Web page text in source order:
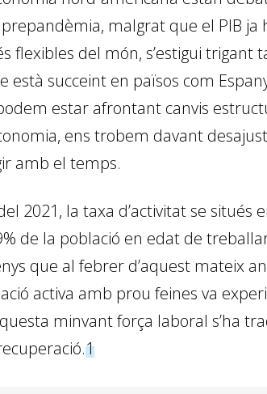
malgrat que el PIB ja
flexibles del món, s’estigui
succeint en països com
estar afrontant canvis
ens trobem davant
amb el temps.
2021, la taxa d’activitat se situés
de la població en edat de
que al febrer d’aquest mateix
activa amb prou feines va
minvant força laboral s’ha
1